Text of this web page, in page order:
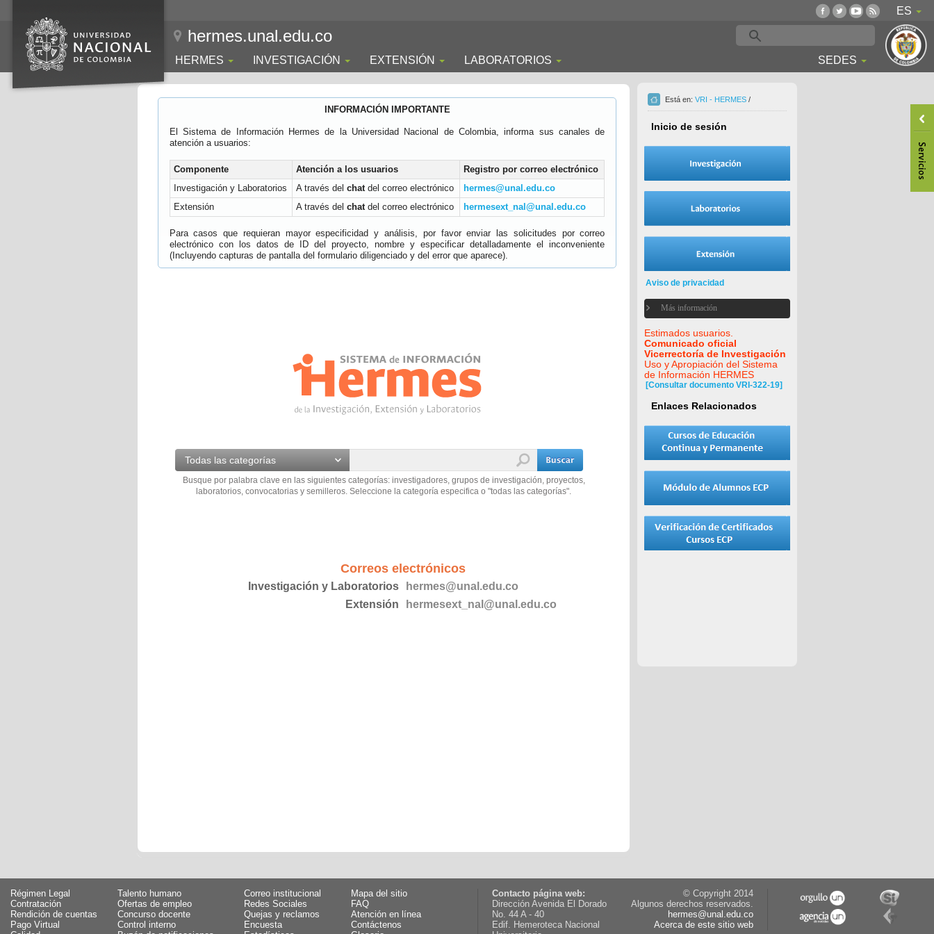
ES
hermes.unal.edu.co
HERMES INVESTIGACIÓN EXTENSIÓN LABORATORIOS SEDES
INFORMACIÓN IMPORTANTE
El Sistema de Información Hermes de la Universidad Nacional de Colombia, informa sus canales de
atención a usuarios:
Componente Atención a los usuarios
Registro por correo electrónico
Investigación y Laboratorios
A través del chatdel correo electrónico
hermes@unal.edu.co
Extensión
A través del chatdel correo electrónico hermesext_nal@unal.edu.co
Para casos que requieran mayor especificidad y análisis, por favor enviar las solicitudes por correo
electrónico con los datos de ID del proyecto, nombre y especificar detalladamente el inconveniente
(Incluyendo capturas de pantalla del formulario diligenciado y del error que aparece).
Todas las categorías
Busque por palabra clave en las siguientes categorías: investigadores, grupos de investigación, proyectos,
laboratorios, convocatorias y semilleros. Seleccione la categoría especifica o "todas las categorías".
Correos electrónicos
Investigación y Laboratorios
hermes@unal.edu.co
Extensión
hermesext_nal@unal.edu.co
Está en: VRI - HERMES /
Inicio de sesión
Aviso de privacidad
Más información
Estimados usuarios.
Comunicado oficial
Vicerrectoría de Investigación
Uso y Apropiación del Sistema
de Información HERMES
[Consultar documento VRI-322-19]
Enlaces Relacionados
Régimen Legal
Talento humano
Contratación
Ofertas de empleo
Rendición de cuentas
Concurso docente
Pago Virtual
Control interno
Correo institucional
Mapa del sitio
Redes Sociales
FAQ
Quejas y reclamos
Atención en línea
Encuesta
Contáctenos
Contacto página web:
Dirección Avenida El Dorado
No. 44 A - 40
Edif. Hemeroteca Nacional
© Copyright 2014
Algunos derechos reservados.
hermes@unal.edu.co
Acerca de este sitio web